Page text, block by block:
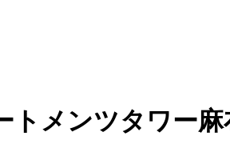
トメンツタワー